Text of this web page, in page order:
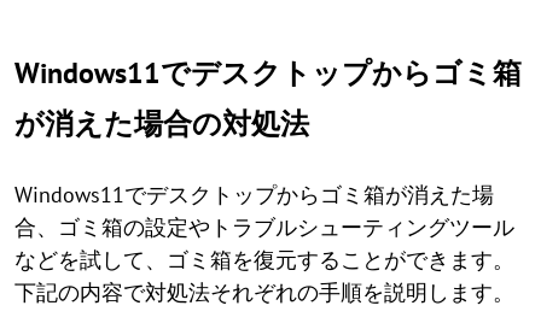
Windows11でデスクトップからゴミ箱
が消えた場合の対処法
Windows11でデスクトップからゴミ箱が消えた場
合、ゴミ箱の設定やトラブルシューティングツール
などを試して、ゴミ箱を復元することができます。
下記の内容で対処法それぞれの手順を説明します。